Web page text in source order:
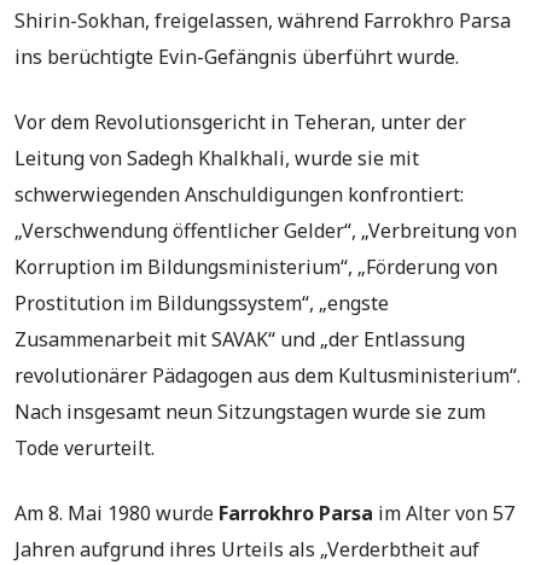
Shirin-Sokhan, freigelassen, während Farrokhro Parsa
ins berüchtigte Evin-Gefängnis überführt wurde.
Vor dem Revolutionsgericht in Teheran, unter der
Leitung von Sadegh Khalkhali, wurde sie mit
schwerwiegenden Anschuldigungen konfrontiert:
„Verschwendung öffentlicher Gelder“, „Verbreitung von
Korruption im Bildungsministerium“, „Förderung von
Prostitution im Bildungssystem“, „engste
Zusammenarbeit mit SAVAK“ und „der Entlassung
revolutionärer Pädagogen aus dem Kultusministerium“.
Nach insgesamt neun Sitzungstagen wurde sie zum
Tode verurteilt.
Am 8. Mai 1980 wurde Farrokhro Parsa im Alter von 57
Jahren aufgrund ihres Urteils als „Verderbtheit auf